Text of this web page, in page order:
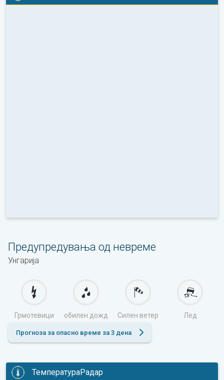
Предупредувања од невреме
Унгарија
Грмотевици обилен дожд Силен ветер Лед
Прогноза за опасно време за 3 дена
ТемператураРадар